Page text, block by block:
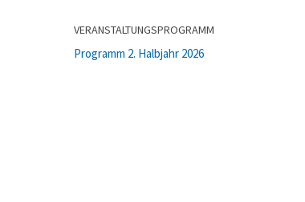
VERANSTALTUNGSPROGRAMM
Programm 2. Halbjahr 2026